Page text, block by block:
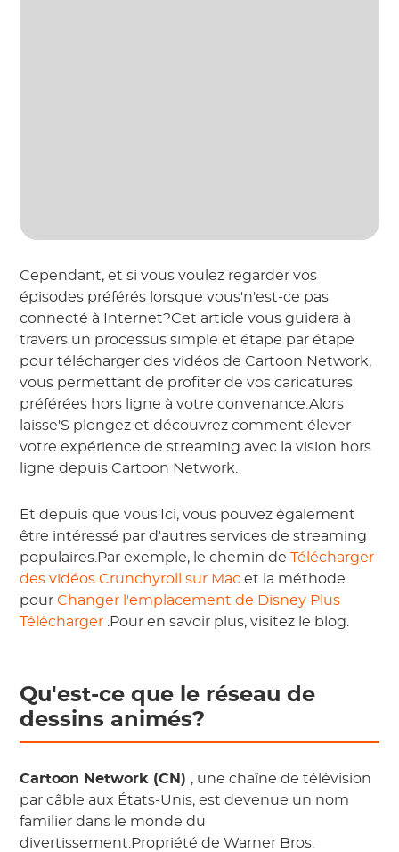
Cependant, et si vous voulez regarder vos
épisodes préférés lorsque vous'n'est-ce pas
connecté à Internet?Cet article vous guidera à
travers un processus simple et étape par étape
pour télécharger des vidéos de Cartoon Network,
vous permettant de profiter de vos caricatures
préférées hors ligne à votre convenance.Alors
laisse'S plongez et découvrez comment élever
votre expérience de streaming avec la vision hors
ligne depuis Cartoon Network.
Et depuis que vous'Ici, vous pouvez également
être intéressé par d'autres services de streaming
populaires.Par exemple, le chemin deTélécharger
des vidéos Crunchyroll sur Macet la méthode
pourChanger l'emplacement de Disney Plus
Télécharger .Pour en savoir plus, visitez le blog.
Qu'est-ce que le réseau de
dessins animés?
Cartoon Network (CN) , une chaîne de télévision
par câble aux États-Unis, est devenue un nom
familier dans le monde du
divertissement.Propriété de Warner Bros.